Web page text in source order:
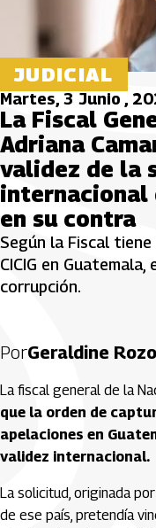
JUDICIAL
Martes, 3 Junio ,
La Fiscal
Adriana
validez de la
internacional
en su contra
Según la Fiscal
CICIG en
corrupción.
PorGeraldine Rozo
La fiscal general de la
que la orden de
apelaciones en
validez internacional.
La solicitud, originada
de ese país, pretendía